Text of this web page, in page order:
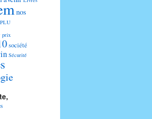
nos
PLU
prix
société
Sécurité